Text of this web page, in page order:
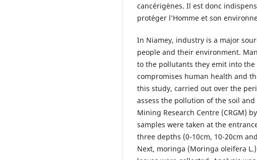
cancérigènes. Il est donc
protéger l’Homme et son
In Niamey, industry is a major
people and their environment.
to the pollutants they emit into
compromises human health and
this study, carried out over the
assess the pollution of the soil
Mining Research Centre (CRGM)
samples were taken at the
three depths (0-10cm, 10-20cm
Next, moringa (Moringa oleifera